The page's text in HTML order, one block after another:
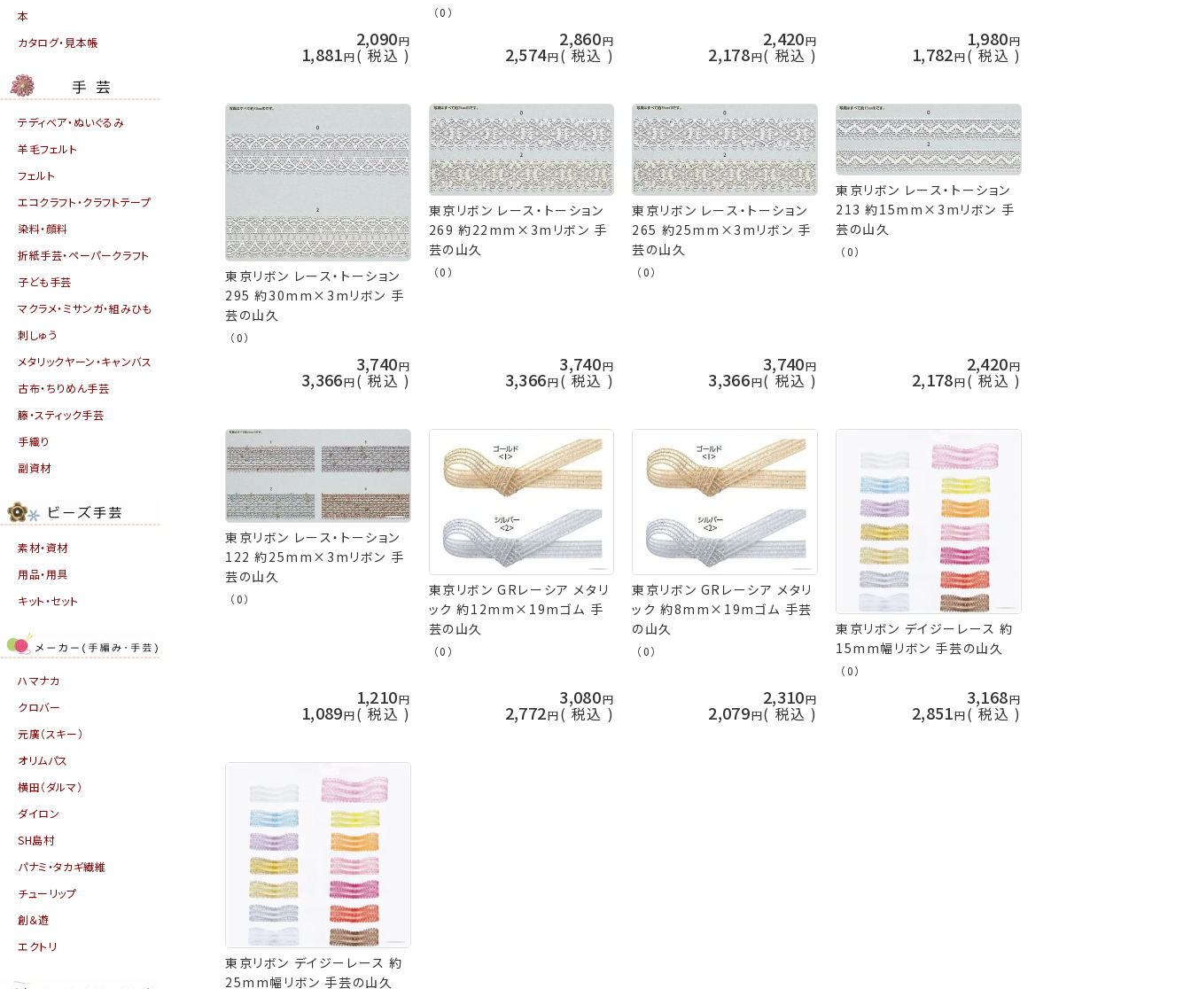
本
カタログ・見本帳
テディベア・ぬいぐるみ
羊毛フェルト
フェルト
エコクラフト・クラフトテープ
染料・顔料
折紙手芸・ペーパークラフト
子ども手芸
マクラメ・ミサンガ・組みひも
刺しゅう
メタリックヤーン・キャンバス
古布・ちりめん手芸
籐・スティック手芸
手織り
副資材
素材・資材
用品・用具
キット・セット
ハマナカ
クロバー
元廣（スキー）
オリムパス
横田（ダルマ）
ダイロン
SH島村
パナミ・タカギ繊維
チューリップ
創＆遊
エクトリ
2,090
1,881 税込
（0）
2,860
2,574 税込
2,420
2,178 税込
1,980
1,782 税込
東京リボン レース・トーション
295 約30mm×3mリボン 手
芸の山久
（0）
3,740
3,366 税込
東京リボン レース・トーション
269 約22mm×3mリボン 手
芸の山久
（0）
3,740
3,366 税込
東京リボン レース・トーション
265 約25mm×3mリボン 手
芸の山久
（0）
3,740
3,366 税込
東京リボン レース・トーション
213 約15mm×3mリボン 手
芸の山久
（0）
2,420
2,178 税込
東京リボン レース・トーション
122 約25mm×3mリボン 手
芸の山久
（0）
1,210
1,089 税込
東京リボン GRレーシア メタリ
ック 約12mm×19mゴム 手
芸の山久
（0）
3,080
2,772 税込
東京リボン GRレーシア メタリ
ック 約8mm×19mゴム 手芸
の山久
（0）
2,310
2,079 税込
東京リボン デイジーレース 約
15mm幅リボン 手芸の山久
（0）
3,168
2,851 税込
東京リボン デイジーレース 約
25mm幅リボン 手芸の山久